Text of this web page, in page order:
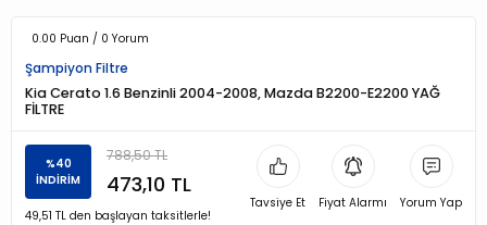
0.00 Puan / 0 Yorum
Şampiyon Filtre
Kia Cerato 1.6 Benzinli 2004-2008, Mazda B2200-E2200 YAĞ
FİLTRE
%40
İNDİRİM
788,50 TL
473,10 TL
49,51 TL den başlayan taksitlerle!
Tavsiye Et Fiyat Alarmı Yorum Yap